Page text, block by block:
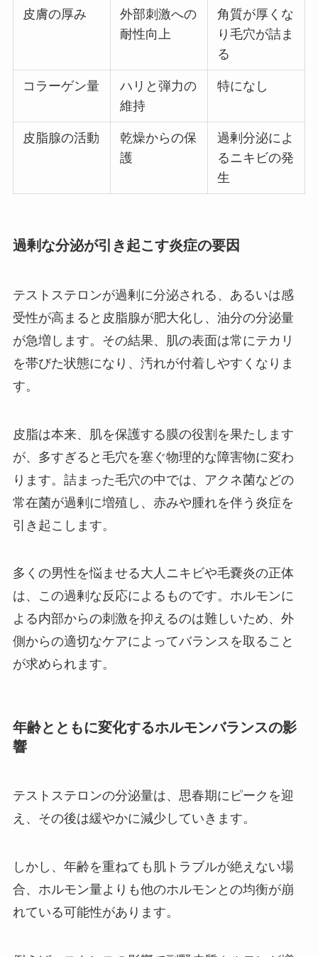
皮膚の厚み
外部刺激への
耐性向上
角質が厚くな
り毛穴が詰ま
る
コラーゲン量
ハリと弾力の
維持
特になし
皮脂腺の活動
乾燥からの保
護
過剰分泌によ
るニキビの発
生
過剰な分泌が引き起こす炎症の要因
テストステロンが過剰に分泌される、あるいは感
受性が高まると皮脂腺が肥大化し、油分の分泌量
が急増します。その結果、肌の表面は常にテカリ
を帯びた状態になり、汚れが付着しやすくなりま
す。
皮脂は本来、肌を保護する膜の役割を果たします
が、多すぎると毛穴を塞ぐ物理的な障害物に変わ
ります。詰まった毛穴の中では、アクネ菌などの
常在菌が過剰に増殖し、赤みや腫れを伴う炎症を
引き起こします。
多くの男性を悩ませる大人ニキビや毛嚢炎の正体
は、この過剰な反応によるものです。ホルモンに
よる内部からの刺激を抑えるのは難しいため、外
側からの適切なケアによってバランスを取ること
が求められます。
年齢とともに変化するホルモンバランスの影
響
テストステロンの分泌量は、思春期にピークを迎
え、その後は緩やかに減少していきます。
しかし、年齢を重ねても肌トラブルが絶えない場
合、ホルモン量よりも他のホルモンとの均衡が崩
れている可能性があります。